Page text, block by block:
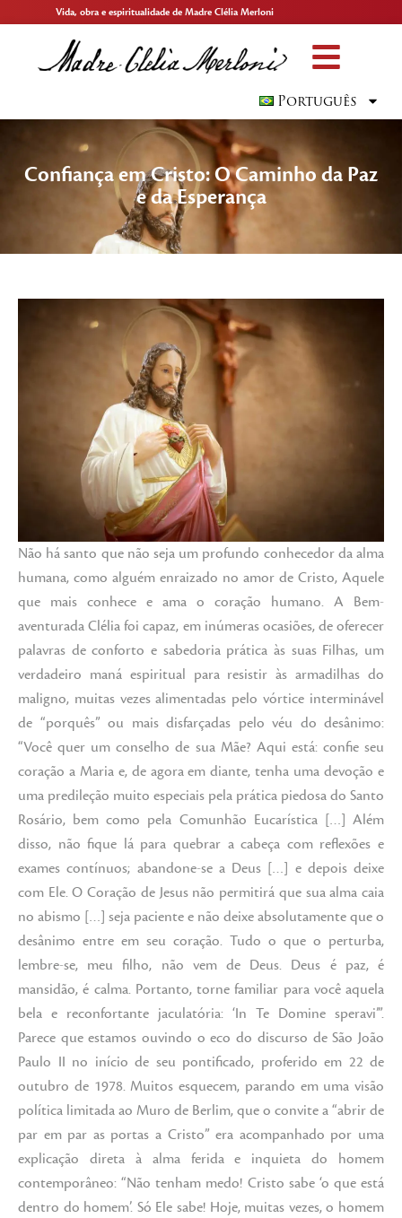
Vida, obra e espiritualidade de Madre Clélia Merloni
Português
Confiança em Cristo: O Caminho da Paz
e da Esperança
Não há santo que não seja um profundo conhecedor da alma
humana, como alguém enraizado no amor de Cristo, Aquele
que mais conhece e ama o coração humano. A Bem-
aventurada Clélia foi capaz, em inúmeras ocasiões, de oferecer
palavras de conforto e sabedoria prática às suas Filhas, um
verdadeiro maná espiritual para resistir às armadilhas do
maligno, muitas vezes alimentadas pelo vórtice interminável
de “porquês” ou mais disfarçadas pelo véu do desânimo:
“Você quer um conselho de sua Mãe? Aqui está: confie seu
coração a Maria e, de agora em diante, tenha uma devoção e
uma predileção muito especiais pela prática piedosa do Santo
Rosário, bem como pela Comunhão Eucarística […] Além
disso, não fique lá para quebrar a cabeça com reflexões e
exames contínuos; abandone-se a Deus […] e depois deixe
com Ele. O Coração de Jesus não permitirá que sua alma caia
no abismo […] seja paciente e não deixe absolutamente que o
desânimo entre em seu coração. Tudo o que o perturba,
lembre-se, meu filho, não vem de Deus. Deus é paz, é
mansidão, é calma. Portanto, torne familiar para você aquela
bela e reconfortante jaculatória: ‘In Te Domine speravi’”.
Parece que estamos ouvindo o eco do discurso de São João
Paulo II no início de seu pontificado, proferido em 22 de
outubro de 1978. Muitos esquecem, parando em uma visão
política limitada ao Muro de Berlim, que o convite a “abrir de
par em par as portas a Cristo” era acompanhado por uma
explicação direta à alma ferida e inquieta do homem
contemporâneo: “Não tenham medo! Cristo sabe ‘o que está
dentro do homem’. Só Ele sabe! Hoje, muitas vezes, o homem